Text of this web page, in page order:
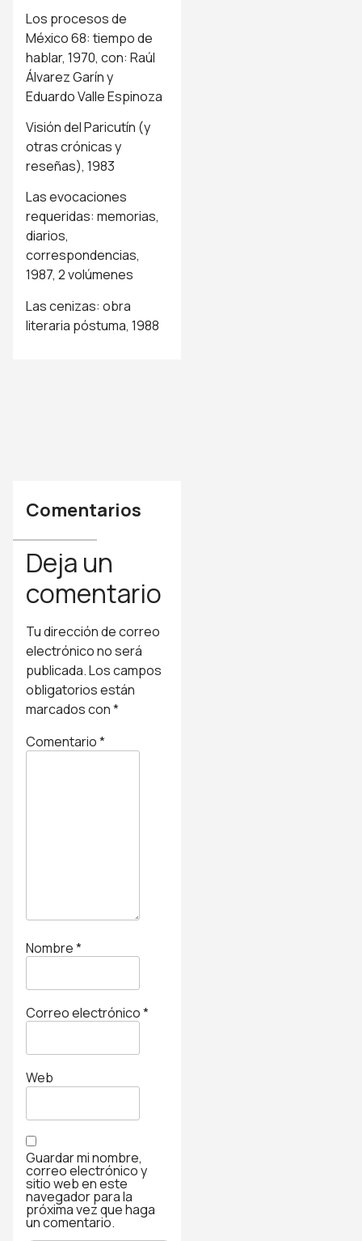
Los procesos de
México 68: tiempo de
hablar, 1970, con: Raúl
Álvarez Garín y
Eduardo Valle Espinoza
Visión del Paricutín (y
otras crónicas y
reseñas), 1983
Las evocaciones
requeridas: memorias,
diarios,
correspondencias,
1987, 2 volúmenes
Las cenizas: obra
literaria póstuma, 1988
Comentarios
Deja un
comentario
Tu dirección de correo
electrónico no será
publicada.Los campos
obligatorios están
marcados con*
Comentario*
Nombre*
Correo electrónico*
Web
Guardar mi nombre,
correo electrónico y
sitio web en este
navegador para la
próxima vez que haga
un comentario.